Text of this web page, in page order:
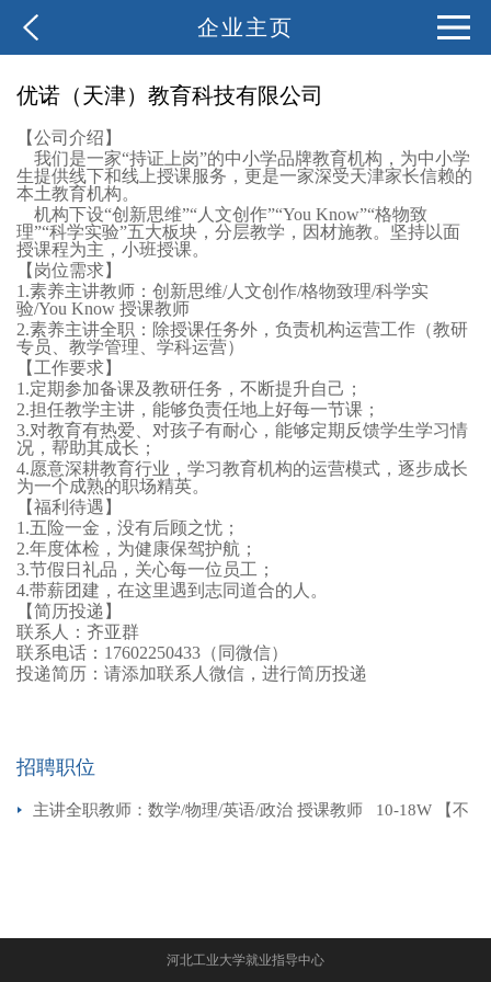
企业主页
优诺（天津）教育科技有限公司
【公司介绍】
我们是一家“持证上岗”的中小学品牌教育机构，为中小学
生提供线下和线上授课服务，更是一家深受天津家长信赖的
本土教育机构。
机构下设“创新思维”“人文创作”“You Know”“格物致
理”“科学实验”五大板块，分层教学，因材施教。坚持以面
授课程为主，小班授课。
【岗位需求】
1.素养主讲教师：创新思维/人文创作/格物致理/科学实
验/You Know 授课教师
2.素养主讲全职：除授课任务外，负责机构运营工作（教研
专员、教学管理、学科运营）
【工作要求】
1.定期参加备课及教研任务，不断提升自己；
2.担任教学主讲，能够负责任地上好每一节课；
3.对教育有热爱、对孩子有耐心，能够定期反馈学生学习情
况，帮助其成长；
4.愿意深耕教育行业，学习教育机构的运营模式，逐步成长
为一个成熟的职场精英。
【福利待遇】
1.五险一金，没有后顾之忧；
2.年度体检，为健康保驾护航；
3.节假日礼品，关心每一位员工；
4.带薪团建，在这里遇到志同道合的人。
【简历投递】
联系人：齐亚群
联系电话： 17602250433（同微信）
投递简历：请添加联系人微信，进行简历投递
招聘职位
主讲全职教师：数学/物理/英语/政治 授课教师 10-18W 【不
河北工业大学就业指导中心